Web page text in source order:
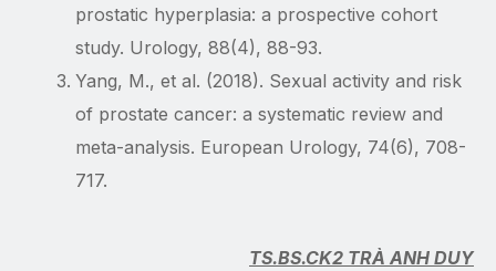
prostatic hyperplasia: a prospective cohort
study. Urology, 88(4), 88-93.
Yang, M., et al. (2018). Sexual activity and risk
of prostate cancer: a systematic review and
meta-analysis. European Urology, 74(6), 708-
717.
TS.BS.CK2 TRÀ ANH DUY